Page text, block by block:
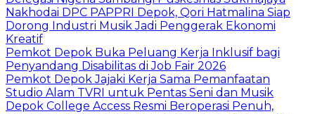
Nakhodai DPC PAPPRI Depok, Qori Hatmalina Siap
Dorong Industri Musik Jadi Penggerak Ekonomi
Kreatif
Pemkot Depok Buka Peluang Kerja Inklusif bagi
Penyandang Disabilitas di Job Fair 2026
Pemkot Depok Jajaki Kerja Sama Pemanfaatan
Studio Alam TVRI untuk Pentas Seni dan Musik
Depok College Access Resmi Beroperasi Penuh,